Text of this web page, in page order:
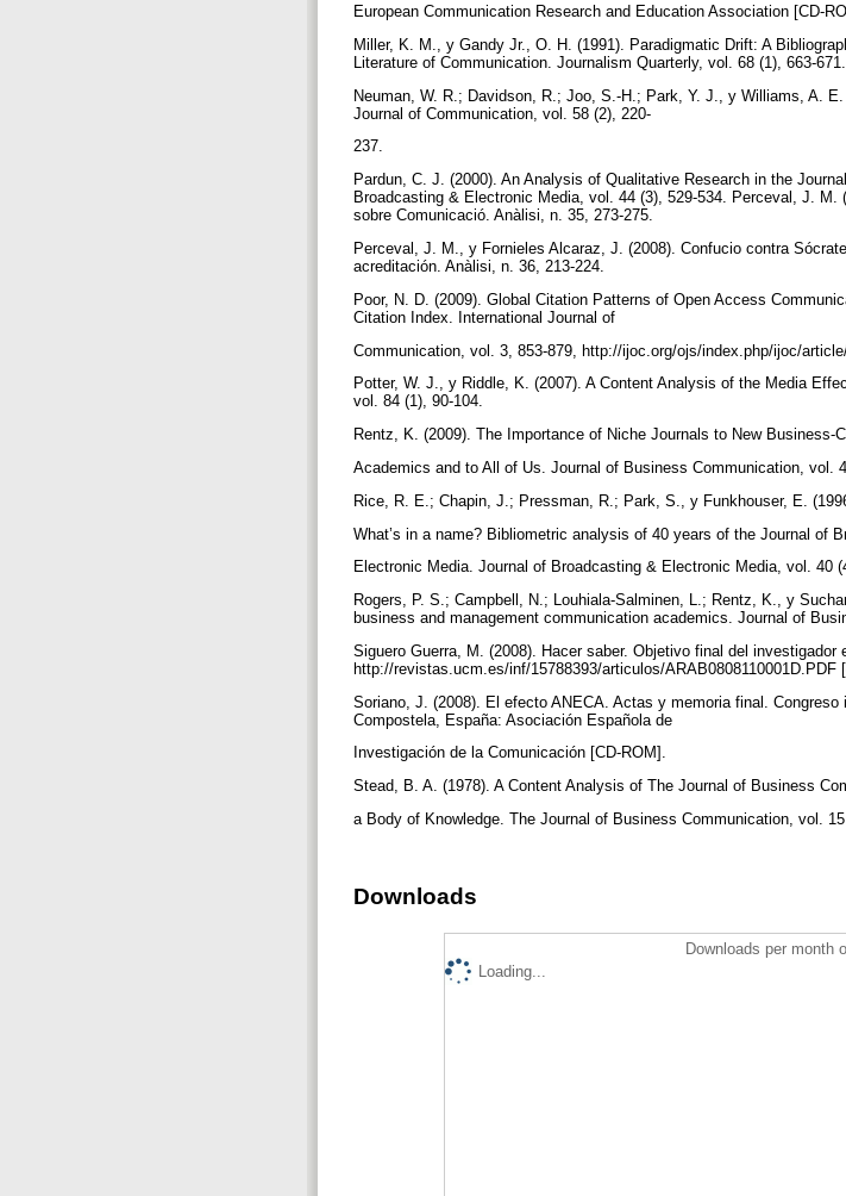
European Communication Research and Education Association [CD-
Miller, K. M., y Gandy Jr., O. H. (1991). Paradigmatic Drift: A
Literature of Communication. Journalism Quarterly, vol. 68 (1), 663-671.
Neuman, W. R.; Davidson, R.; Joo, S.-H.; Park, Y. J., y Williams, A.
Journal of Communication, vol. 58 (2), 220-
237.
Pardun, C. J. (2000). An Analysis of Qualitative Research in the
Broadcasting & Electronic Media, vol. 44 (3), 529-534. Perceval, J.
sobre Comunicació. Anàlisi, n. 35, 273-275.
Perceval, J. M., y Fornieles Alcaraz, J. (2008). Confucio contra
acreditación. Anàlisi, n. 36, 213-224.
Poor, N. D. (2009). Global Citation Patterns of Open Access
Citation Index. International Journal of
Communication, vol. 3, 853-879, http://ijoc.org/ojs/index.php/ijoc/
Potter, W. J., y Riddle, K. (2007). A Content Analysis of the Media
vol. 84 (1), 90-104.
Rentz, K. (2009). The Importance of Niche Journals to New Business-
Academics and to All of Us. Journal of Business Communication, vol.
Rice, R. E.; Chapin, J.; Pressman, R.; Park, S., y Funkhouser, E.
What’s in a name? Bibliometric analysis of 40 years of the Journal of
Electronic Media. Journal of Broadcasting & Electronic Media, vol. 40
Rogers, P. S.; Campbell, N.; Louhiala-Salminen, L.; Rentz, K., y
business and management communication academics. Journal of
Siguero Guerra, M. (2008). Hacer saber. Objetivo final del investigador
http://revistas.ucm.es/inf/15788393/articulos/ARAB0808110001D.PDF
Soriano, J. (2008). El efecto ANECA. Actas y memoria final.
Compostela, España: Asociación Española de
Investigación de la Comunicación [CD-ROM].
Stead, B. A. (1978). A Content Analysis of The Journal of Business
a Body of Knowledge. The Journal of Business Communication, vol.
Downloads
Downloads per month
Loading...